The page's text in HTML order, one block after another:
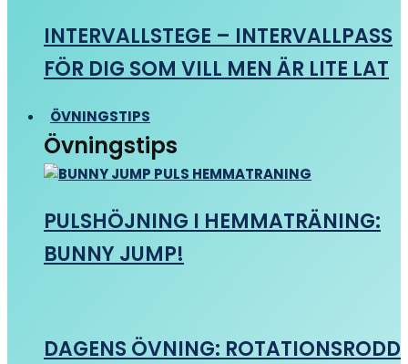
INTERVALLSTEGE – INTERVALLPASS
FÖR DIG SOM VILL MEN ÄR LITE LAT
ÖVNINGSTIPS
Övningstips
PULSHÖJNING I HEMMATRÄNING:
BUNNY JUMP!
DAGENS ÖVNING: ROTATIONSRODD